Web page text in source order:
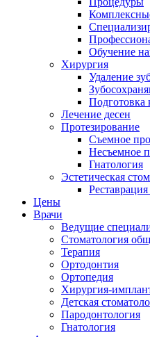
Обучение
Хирургия
Удаление
Подготовка
Лечение десен
Протезирование
Съемное
Несъемное
Гнатология
Эстетическая
Реставрация
Цены
Врачи
Ведущие
Стоматология
Терапия
Ортодонтия
Ортопедия
Хирургия-
Детская
Пародонтология
Гнатология